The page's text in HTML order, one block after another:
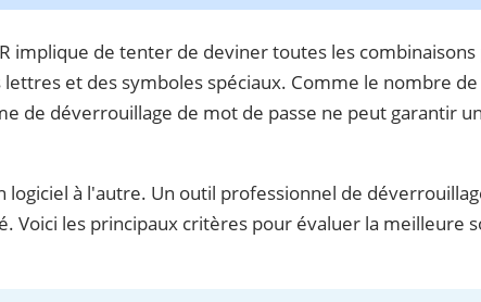
implique de tenter de deviner toutes les combinaisons
et des symboles spéciaux. Comme le nombre de
de déverrouillage de mot de passe ne peut garantir
logiciel à l'autre. Un outil professionnel de
Voici les principaux critères pour évaluer la meilleure